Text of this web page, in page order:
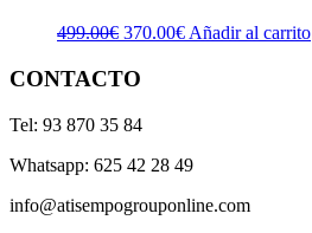
499.00€ El
original
499.00€.
370.00€ElAñadir al carrito
CONTACTO
Tel: 93 870 35 84
Whatsapp: 625 42 28 49
info@atisempogrouponline.com